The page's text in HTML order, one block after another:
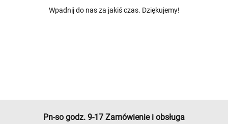
Wpadnij do nas za jakiś czas. Dziękujemy!
Pn-so godz. 9-17 Zamówienie i obsługa